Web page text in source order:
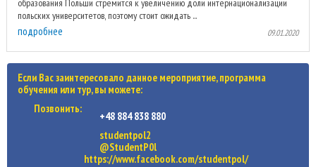
образования Польши стремится к увеличению доли интернационализации
польских университетов, поэтому стоит ожидать ...
подробнее 09.01.2020
Если Вас заинтересовало данное мероприятие, программа
обучения или тур, вы можете:
Позвонить:
+48 884 838 880
studentpol2
@StudentP0l
https://www.facebook.com/studentpol/